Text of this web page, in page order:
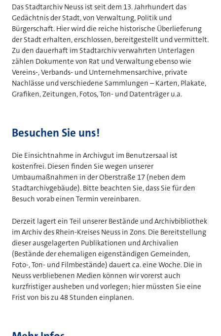
Das Stadtarchiv Neuss ist seit dem 13. Jahrhundert das
Gedächtnis der Stadt, von Verwaltung, Politik und
Bürgerschaft. Hier wird die reiche historische Überlieferung
der Stadt erhalten, erschlossen, bereitgestellt und vermittelt.
Zu den dauerhaft im Stadtarchiv verwahrten Unterlagen
zählen Dokumente von Rat und Verwaltung ebenso wie
Vereins-, Verbands- und Unternehmensarchive, private
Nachlässe und verschiedene Sammlungen – Karten, Plakate,
Grafiken, Zeitungen, Fotos, Ton- und Datenträger u.a.
Besuchen Sie uns!
Die Einsichtnahme in Archivgut im Benutzersaal ist
kostenfrei. Diesen finden Sie wegen unserer
Umbaumaßnahmen in der Oberstraße 17 (neben dem
Stadtarchivgebäude). Bitte beachten Sie, dass Sie für den
Besuch vorab einen Termin vereinbaren.
Derzeit lagert ein Teil unserer Bestände und Archivbibliothek
im Archiv des Rhein-Kreises Neuss in Zons. Die Bereitstellung
dieser ausgelagerten Publikationen und Archivalien
(Bestände der ehemaligen eigenständigen Gemeinden,
Foto-, Ton- und Filmbestände) dauert ca. eine Woche. Die in
Neuss verbliebenen Medien können wir vorerst auch
kurzfristiger ausheben und vorlegen; hier müssten Sie eine
Frist von bis zu 48 Stunden einplanen.